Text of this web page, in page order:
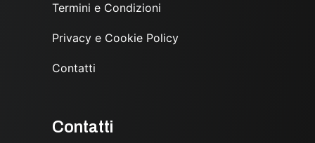
Termini e Condizioni
Privacy e Cookie Policy
Contatti
Contatti